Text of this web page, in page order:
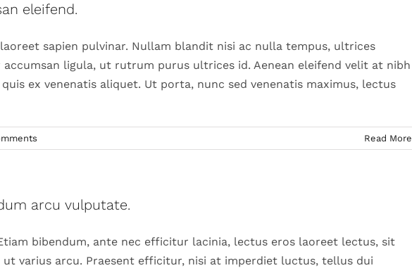
eleifend.
sapien pulvinar. Nullam blandit nisi ac nulla tempus, ultrices
ligula, ut rutrum purus ultrices id. Aenean eleifend velit at nibh
ex venenatis aliquet. Ut porta, nunc sed venenatis maximus, lectus
Read More
arcu vulputate.
bibendum, ante nec efficitur lacinia, lectus eros laoreet lectus, sit
ut varius arcu. Praesent efficitur, nisi at imperdiet luctus, tellus dui